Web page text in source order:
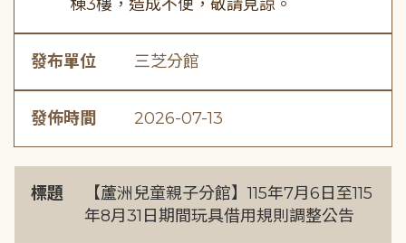
棟3樓，造成不便，敬請見諒。
發布單位 三芝分館
發佈時間 2026-07-13
標題
【蘆洲兒童親子分館】115年7月6日至115
年8月31日期間玩具借用規則調整公告